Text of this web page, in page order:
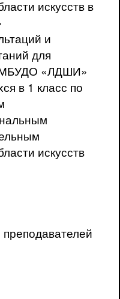
искусств в
и
для
МБУДО «ЛДШИ»
в 1 класс по
искусств